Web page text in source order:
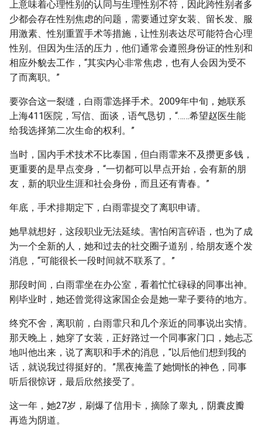
上意味着心理性别的认同与生理性别不符，因此跨性别者多
少都会存在性别焦虑的问题，需要通过穿女装、留长发、服
用激素、性别重置手术等措施，让性别表达尽可能符合心理
性别。但因为生活的压力，他们通常会遵照身份证的性别和
相应外貌去工作，“其实内心非常焦虑，也有人会因为受不
了而离职。”
要弥合这一裂缝，白雨霏选择手术。2009年中旬，她联系
上海411医院，写信、面谈，语气恳切，“……希望赵医生能
给我选择第二次生命的权利。”
当时，国内手术技术不比泰国，但白雨霏来不及攒更多钱，
更重要的是早点变身，“一切都可以早点开始，会有新的朋
友，新的职业生涯和社会身份，而且还有青春。”
年底，手术排期定下，白雨霏提交了离职申请。
她早就想好，这段职业无法延续。害怕闲言碎语，也为了成
为一个全新的人，她和过去的社交圈子道别，给朋友逐个发
消息，“可能很长一段时间就不联系了。”
那段时间，白雨霏坐在办公室，看着忙忙碌碌的同事出神。
刚毕业时，她还曾觉得这家国企会是她一辈子要待的地方。
终究不舍，离职前，白雨霏只和几个亲近的同事说出实情。
那天晚上，她穿了女装，正好路过一个同事家门口，她忐忑
地叫他出来，说了离职和手术的消息，“以后他们想到我的
话，就说我过得挺好的。”黑夜掩盖了她惆怅的神色，同事
听后很惊讶，最后欣然接受了。
这一年，她27岁，刷爆了信用卡，摘除了睾丸，阴囊皮瓣
再造为阴道。